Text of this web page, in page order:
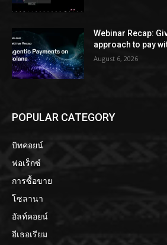
Webinar Recap:
approach to pay
August 6, 2026
POPULAR CATEGORY
บิทคอยน์
ฟอเร็กซ์
การซื้อขาย
โซลานา
อัลท์คอยน์
อีเธอเรียม